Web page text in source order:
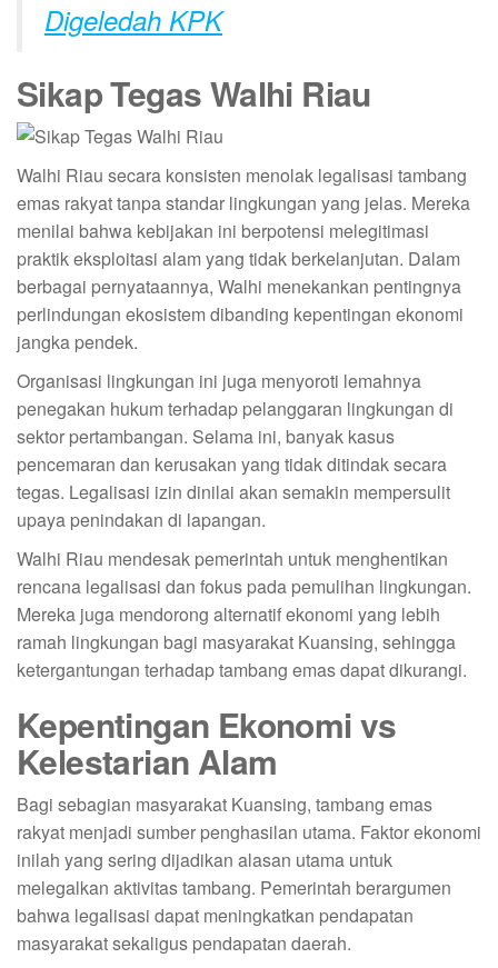
Digeledah KPK
Sikap Tegas Walhi Riau
Walhi Riau secara konsisten menolak legalisasi tambang
emas rakyat tanpa standar lingkungan yang jelas. Mereka
menilai bahwa kebijakan ini berpotensi melegitimasi
praktik eksploitasi alam yang tidak berkelanjutan. Dalam
berbagai pernyataannya, Walhi menekankan pentingnya
perlindungan ekosistem dibanding kepentingan ekonomi
jangka pendek.
Organisasi lingkungan ini juga menyoroti lemahnya
penegakan hukum terhadap pelanggaran lingkungan di
sektor pertambangan. Selama ini, banyak kasus
pencemaran dan kerusakan yang tidak ditindak secara
tegas. Legalisasi izin dinilai akan semakin mempersulit
upaya penindakan di lapangan.
Walhi Riau mendesak pemerintah untuk menghentikan
rencana legalisasi dan fokus pada pemulihan lingkungan.
Mereka juga mendorong alternatif ekonomi yang lebih
ramah lingkungan bagi masyarakat Kuansing, sehingga
ketergantungan terhadap tambang emas dapat dikurangi.
Kepentingan Ekonomi vs
Kelestarian Alam
Bagi sebagian masyarakat Kuansing, tambang emas
rakyat menjadi sumber penghasilan utama. Faktor ekonomi
inilah yang sering dijadikan alasan utama untuk
melegalkan aktivitas tambang. Pemerintah berargumen
bahwa legalisasi dapat meningkatkan pendapatan
masyarakat sekaligus pendapatan daerah.